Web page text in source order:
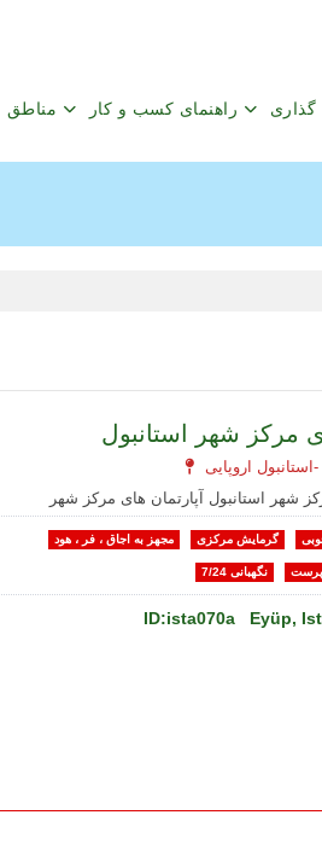
مناطق راهنمای کسب و کار گذاری
مرکز شهر استانبول
استانبول اروپایی-
مجهز به اجاق ، فر ، هود گرمایش مرکزی
نگهبانی 7/24
ID:ista070a Eyüp,